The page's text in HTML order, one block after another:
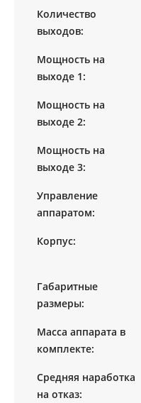
Количество
выходов:
Мощность на
выходе 1:
Мощность на
выходе 2:
Мощность на
выходе 3:
Управление
аппаратом:
Корпус:
Габаритные
размеры:
Масса аппарата в
комплекте:
Средняя наработка
на отказ: